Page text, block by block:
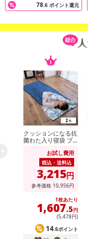
78.6 ポイント還元
クッションになる抗
菌わた入り寝袋 ブ
お試し費用
税込・送料込
3,215円
参考価格 10,956円
1枚あたり
1,607.5円
(5,478円)
14.6ポイント